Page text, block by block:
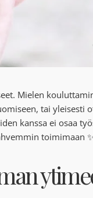
Mielen
tai yleisesti
kanssa ei osaa
toimimaan